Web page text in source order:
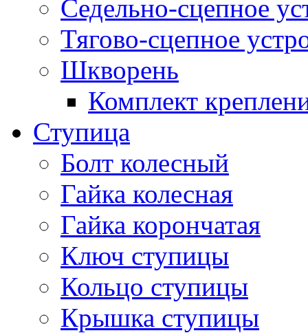
Седельно-сцепное
Тягово-сцепное
Шкворень
Комплект
Ступица
Болт колесный
Гайка колесная
Гайка корончатая
Ключ ступицы
Кольцо ступицы
Крышка ступицы